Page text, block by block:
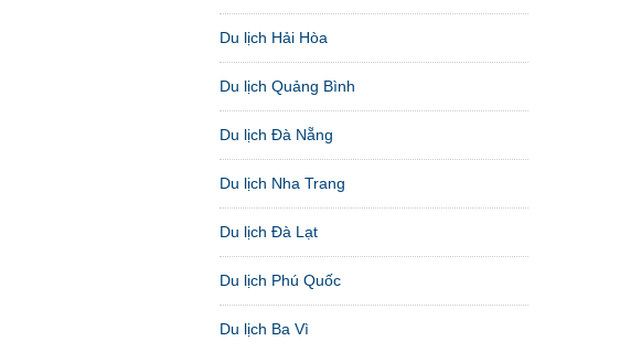
Du lịch Hải Hòa
Du lịch Quảng Bình
Du lịch Đà Nẵng
Du lịch Nha Trang
Du lịch Đà Lạt
Du lịch Phú Quốc
Du lịch Ba Vì